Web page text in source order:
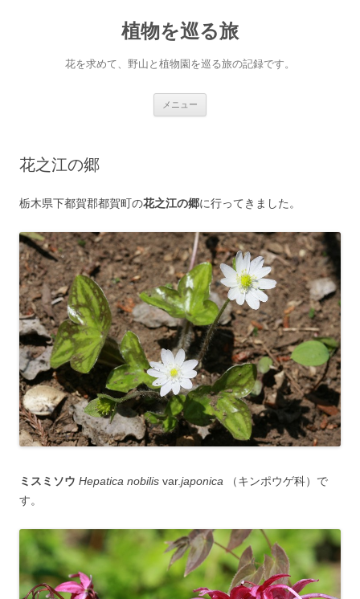
植物を巡る旅
花を求めて、野山と植物園を巡る旅の記録です。
メニュー
花之江の郷
栃木県下都賀郡都賀町の花之江の郷に行ってきました。
ミスミソウ Hepatica nobilis var.japonica （キンポウゲ科）で
す。